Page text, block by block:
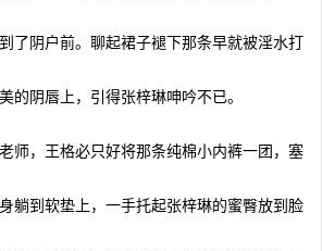
了阴户前。聊起裙子褪下那条早就被淫水打
的阴唇上，引得张梓琳呻吟不已。
，王格必只好将那条纯棉小内裤一团，塞
躺到软垫上，一手托起张梓琳的蜜臀放到脸